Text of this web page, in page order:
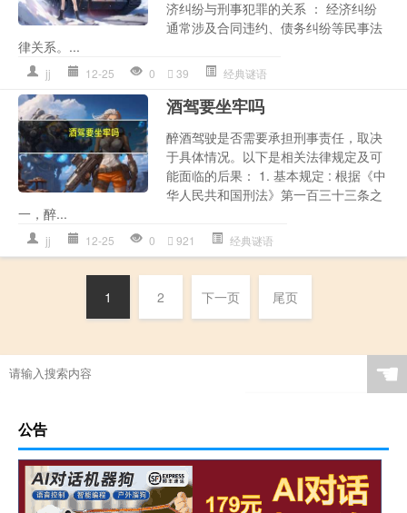
济纠纷与刑事犯罪的关系 ： 经济纠纷
通常涉及合同违约、债务纠纷等民事法
律关系。...
jj 12-25 0 39 经典谜语
酒驾要坐牢吗
醉酒驾驶是否需要承担刑事责任，取决
于具体情况。以下是相关法律规定及可
能面临的后果： 1. 基本规定 : 根据《中
华人民共和国刑法》第一百三十三条之
一，醉...
jj 12-25 0 921 经典谜语
1 2 下一页 尾页
☚
公告